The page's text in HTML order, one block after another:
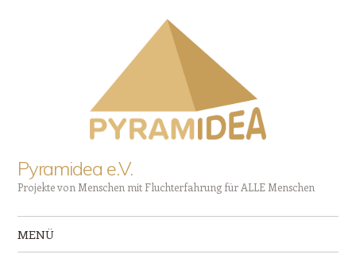
Pyramidea e.V.
Projekte von Menschen mit Fluchterfahrung für ALLE Menschen
MENÜ